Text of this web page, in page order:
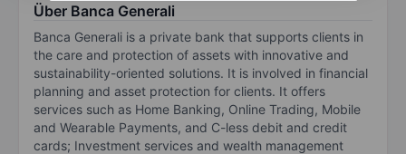
Über Banca Generali
Banca Generali is a private bank that supports clients in
the care and protection of assets with innovative and
sustainability-oriented solutions. It is involved in financial
planning and asset protection for clients. It offers
services such as Home Banking, Online Trading, Mobile
and Wearable Payments, and C-less debit and credit
cards; Investment services and wealth management